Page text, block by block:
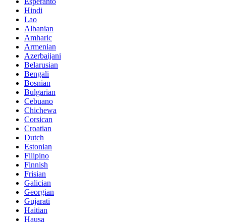
Hindi
Lao
Albanian
Amharic
Armenian
Azerbaijani
Belarusian
Bengali
Bosnian
Bulgarian
Cebuano
Chichewa
Corsican
Croatian
Dutch
Estonian
Filipino
Finnish
Frisian
Galician
Georgian
Gujarati
Haitian
Hausa